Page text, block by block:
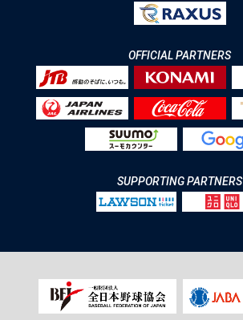
OFFICIAL PARTNERS
SUPPORTING PARTNERS